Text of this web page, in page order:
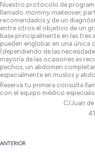
Nuestro protocolo de
llamado mommy makeover,
recomendados y de un
entre otros el objetivo de un
base principalmente en las
pueden englobar en una única
(dependiendo de las
mayoría de las ocasiones es
pechos, un abdomen
especialmente en muslos y
Reserva tu primera consulta
con el equipo médico
C/Juan
Ant
ANTERIOR